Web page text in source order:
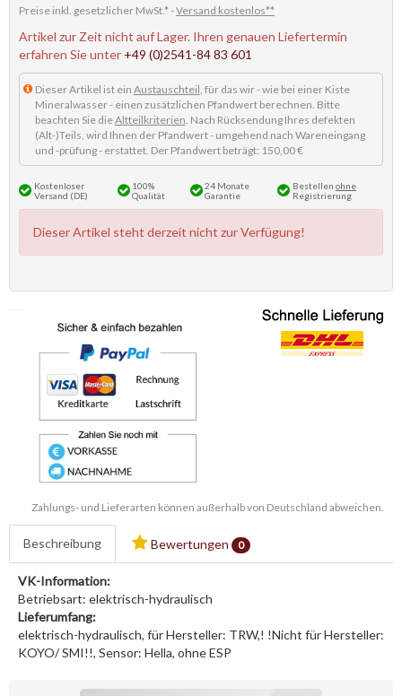
Preise inkl. gesetzlicher MwSt.* -Versand kostenlos**
Artikel zur Zeit nicht auf Lager. Ihren genauen Liefertermin
erfahren Sie unter +49 (0)2541-84 83 601
Dieser Artikel ist ein Austauschteil , für das wir - wie bei einer Kiste
Mineralwasser - einen zusätzlichen Pfandwert berechnen. Bitte
beachten Sie dieAltteilkriterien . Nach Rücksendung Ihres defekten
(Alt-)Teils, wird Ihnen der Pfandwert - umgehend nach Wareneingang
und -prüfung - erstattet. Der Pfandwert beträgt: 150,00 €
Kostenloser
Versand (DE)
100%
Qualität
24 Monate
Garantie
Bestellen ohne
Registrierung
Dieser Artikel steht derzeit nicht zur Verfügung!
Zahlungs- und Lieferarten können außerhalb von Deutschland abweichen.
Beschreibung Bewertungen 0
VK-Information:
Betriebsart: elektrisch-hydraulisch
Lieferumfang:
elektrisch-hydraulisch, für Hersteller: TRW,! !Nicht für Hersteller:
KOYO/ SMI!!, Sensor: Hella, ohne ESP